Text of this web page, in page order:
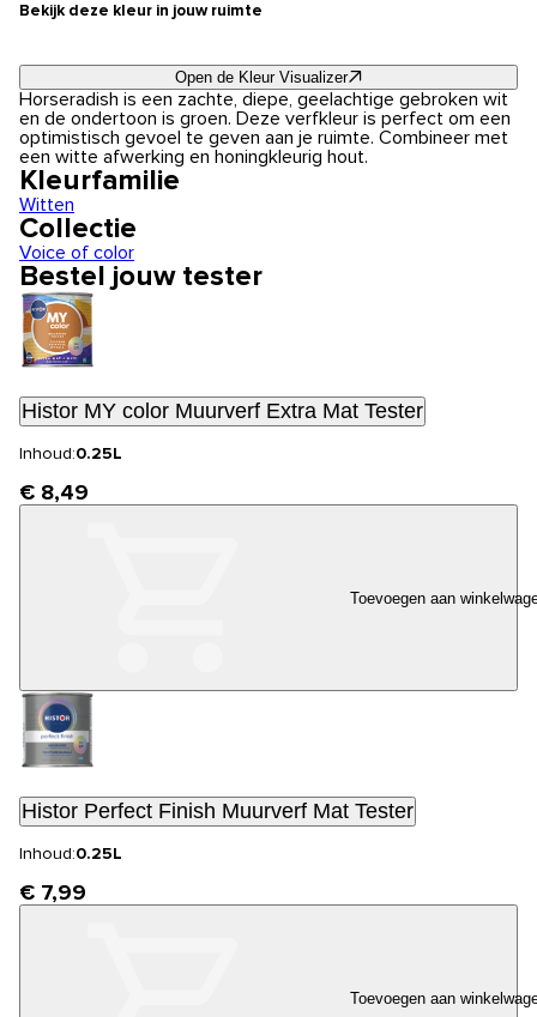
Bekijk deze kleur in jouw ruimte
Open de Kleur Visualizer
Horseradish is een zachte, diepe, geelachtige gebroken wit
en de ondertoon is groen. Deze verfkleur is perfect om een
optimistisch gevoel te geven aan je ruimte. Combineer met
een witte afwerking en honingkleurig hout.
Kleurfamilie
Witten
Collectie
Voice of color
Bestel jouw tester
Histor MY color Muurverf Extra Mat Tester
Inhoud:0.25L
€ 8,49
Toevoegen aan
Histor Perfect Finish Muurverf Mat Tester
Inhoud:0.25L
€ 7,99
Toevoegen aan